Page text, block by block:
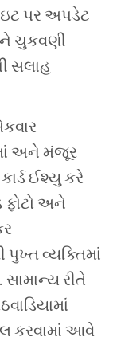
પર અપડેટ
ચુકવણી
સલાહ
અને મંજૂર
ઈશ્યુ કરે
ફોટો અને
વ્યક્તિમાં
રીતે
કરવામાં આવે